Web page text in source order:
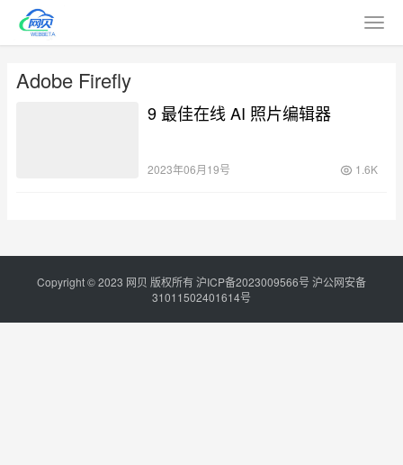
Adobe Firefly
9 最佳在线 AI 照片编辑器
2023年06月19号 1.6K
Copyright © 2023 网贝 版权所有沪ICP备2023009566号 沪公网安备
31011502401614号